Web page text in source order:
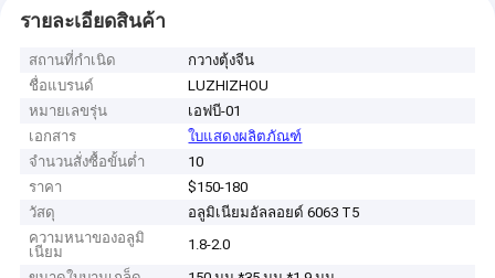
รายละเอียดสินค้า
สถานที่กำเนิด
กวางตุ้งจีน
ชื่อแบรนด์
LUZHIZHOU
หมายเลขรุ่น
เอฟบี-01
เอกสาร
ใบแสดงผลิตภัณฑ์
จำนวนสั่งซื้อขั้นต่ำ
10
ราคา
$150-180
วัสดุ
อลูมิเนียมอัลลอยด์ 6063 T5
ความหนาของอลูมิ
เนียม
1.8-2.0